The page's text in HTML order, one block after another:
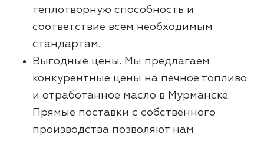
теплотворную способность и
соответствие всем необходимым
стандартам.
Выгодные цены. Мы предлагаем
конкурентные цены на печное топливо
и отработанное масло в Мурманске.
Прямые поставки с собственного
производства позволяют нам